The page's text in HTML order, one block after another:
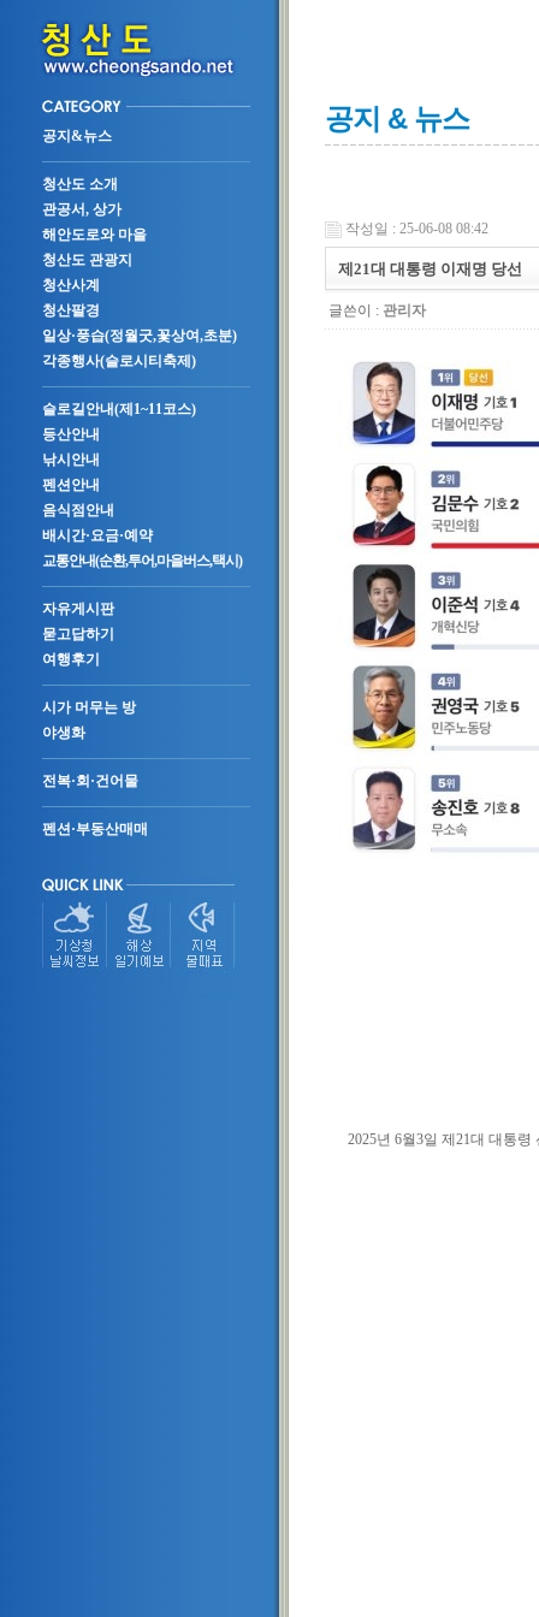
공지&뉴스
청산도 소개
관공서, 상가
해안도로와 마을
청산도 관광지
청산사계
청산팔경
일상·풍습(정월굿,꽃상여,초분)
각종행사(슬로시티축제)
슬로길안내(제1~11코스)
등산안내
낚시안내
펜션안내
음식점안내
배시간·요금·예약
교통안내(순환,투어,마을버스,택시)
자유게시판
묻고답하기
여행후기
시가 머무는 방
야생화
전복·회·건어물
펜션·부동산매매
공지 & 뉴스
작성일 : 25-06-08 08:42
제21대 대통령 이재명 당선
글쓴이 : 관리자
2025년 6월3일 제21대 대통